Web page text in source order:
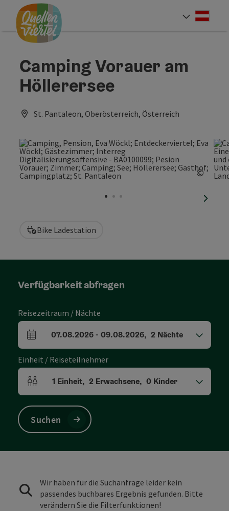
Zum Inhalt
Zur Navigation
Zum Seitenanfang
Camping Vorauer am
Höllerersee
St. Pantaleon, Oberösterreich, Österreich
©
Bike Ladestation
Verfügbarkeit abfragen
Reisezeitraum / Nächte
An- und Abreisefelder
07.08.2026- 09.08.2026, 2 Nächte
Einheit / Reiseteilnehmer
Einheitenanzahl und Personenfelder
1 Einheit, 2 Erwachsene, 0 Kinder
Suchen
Wir haben für die Suchanfrage leider kein
passendes buchbares Ergebnis gefunden. Bitte
verändern Sie die Filterfunktionen!